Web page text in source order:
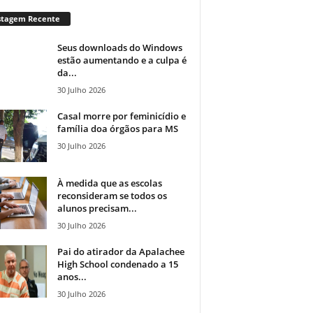
Recente
Seus downloads do Windows
estão aumentando e a culpa é
da...
30 Julho 2026
Casal morre por feminicídio e
família doa órgãos para MS
30 Julho 2026
À medida que as escolas
reconsideram se todos os
alunos precisam...
30 Julho 2026
Pai do atirador da Apalachee
High School condenado a 15
anos...
30 Julho 2026